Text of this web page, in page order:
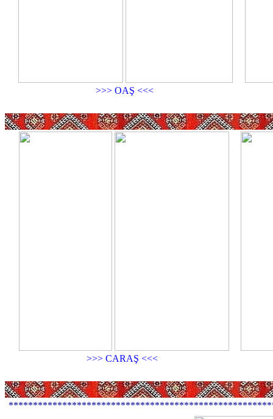
>>> OAŞ <<<
>>> CARAŞ <<<